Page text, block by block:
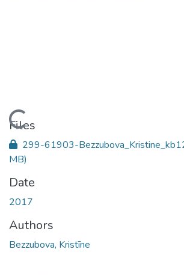
Loading...
Files
299-61903-
MB)
Date
2017
Authors
Bezzubova, Kristīne